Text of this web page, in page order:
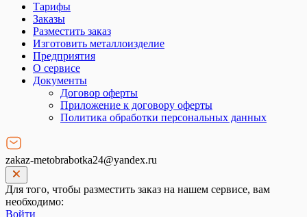
Тарифы
Заказы
Разместить заказ
Изготовить металлоизделие
Предприятия
О сервисе
Документы
Договор оферты
Приложение к договору оферты
Политика обработки персональных данных
zakaz-metobrabotka24@yandex.ru
Для того, чтобы разместить заказ на нашем сервисе, вам
необходимо:
Войти